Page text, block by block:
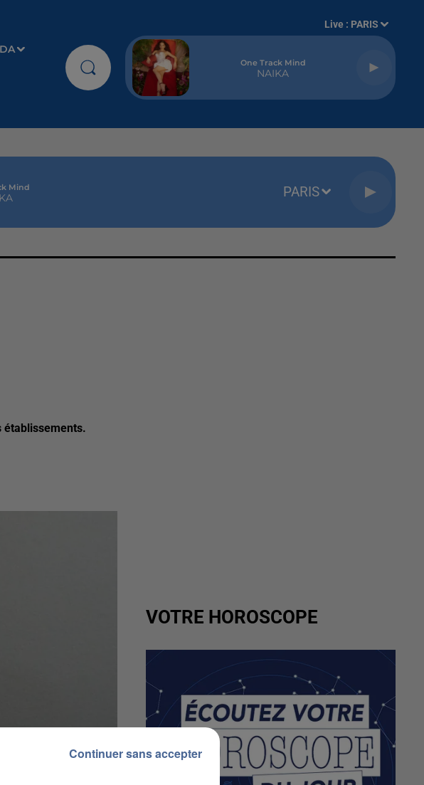
Live : PARIS
One Track Mind
NAIKA
Mind PARIS
établissements.
VOTRE HOROSCOPE
Continuer sans accepter